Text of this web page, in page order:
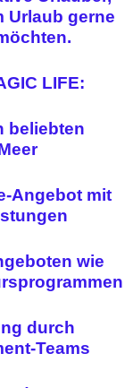
Urlaub gerne
LIFE:
beliebten
Angebot mit
wie
durch
Teams